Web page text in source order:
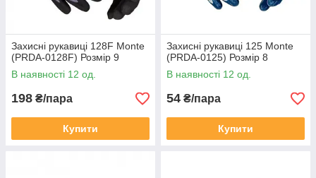
Захисні рукавиці 128F Monte
(PRDA-0128F) Розмір 9
В наявності 12 од.
198 ₴/пара
Купити
Захисні рукавиці 125 Monte
(PRDA-0125) Розмір 8
В наявності 12 од.
54 ₴/пара
Купити